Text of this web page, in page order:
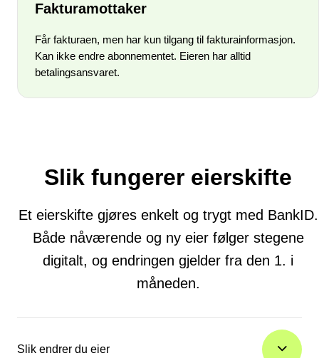
Fakturamottaker
Får fakturaen, men har kun tilgang til fakturainformasjon.
Kan ikke endre abonnementet. Eieren har alltid
betalingsansvaret.
Slik fungerer eierskifte
Et eierskifte gjøres enkelt og trygt med BankID.
Både nåværende og ny eier følger stegene
digitalt, og endringen gjelder fra den 1. i
måneden.
Slik endrer du eier